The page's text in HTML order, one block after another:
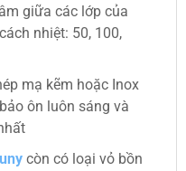
giữa các lớp của
nhiệt: 50, 100,
mạ kẽm hoặc Inox
ôn luôn sáng và
còn có loại vỏ bồn